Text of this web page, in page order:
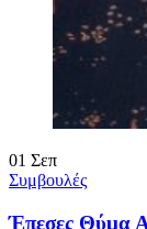
01 Σεπ
Συμβουλές
Έπεσες Θύμα